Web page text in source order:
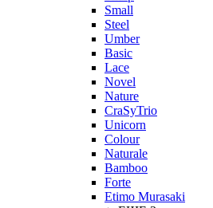
Small
Steel
Umber
Basic
Lace
Novel
Nature
CraSyTrio
Unicorn
Colour
Naturale
Bamboo
Forte
Etimo Murasaki